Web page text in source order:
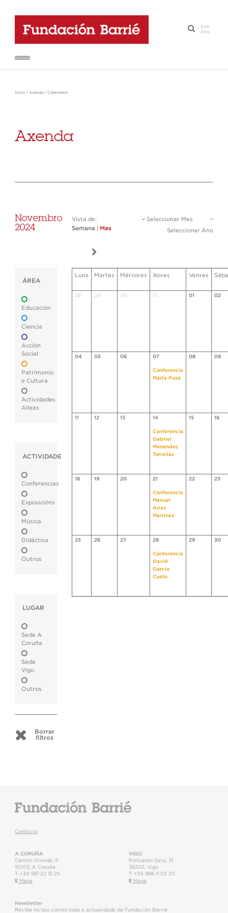
·
ESP-
ENG
Inicio / Axenda / Calendario
Axenda
Novembro
2024
Vista de:
Semana
Mes
Seleccionar Mes
Seleccionar Ano
ÁREA
Educación
Ciencia
Acción
Social
Patrimonio
e Cultura
Actividades
Alleas
ACTIVIDADE
Conferencias
Exposicións
Música
Didáctica
Outros
LUGAR
Sede A
Coruña
Sede
Vigo
Outros
Borrar
filtros
Luns Martes Mércores Xoves Venres
28 29 30 31 01 02
04 05 06 07
Conferencia
Marta Poza
08 09
11 12 13 14
Conferencia
Gabriel
Menéndez
Torrellas
15 16
18 19 20 21
Conferencia
Manuel
Arias
Martínez
22 23
25 26 27 28
Conferencia
David
García
Cueto
29 30
Contacto
A CORUÑA
Cantón Grande, 9
15003
A Coruña
T. +34 981 22 15 25
Mapa
VIGO
Policarpo Sanz, 31
36202 Vigo
T. +34 986 11 02 20
Mapa
Newsletter
Recibe no teu correo toda a actualidade da Fundación Barrié